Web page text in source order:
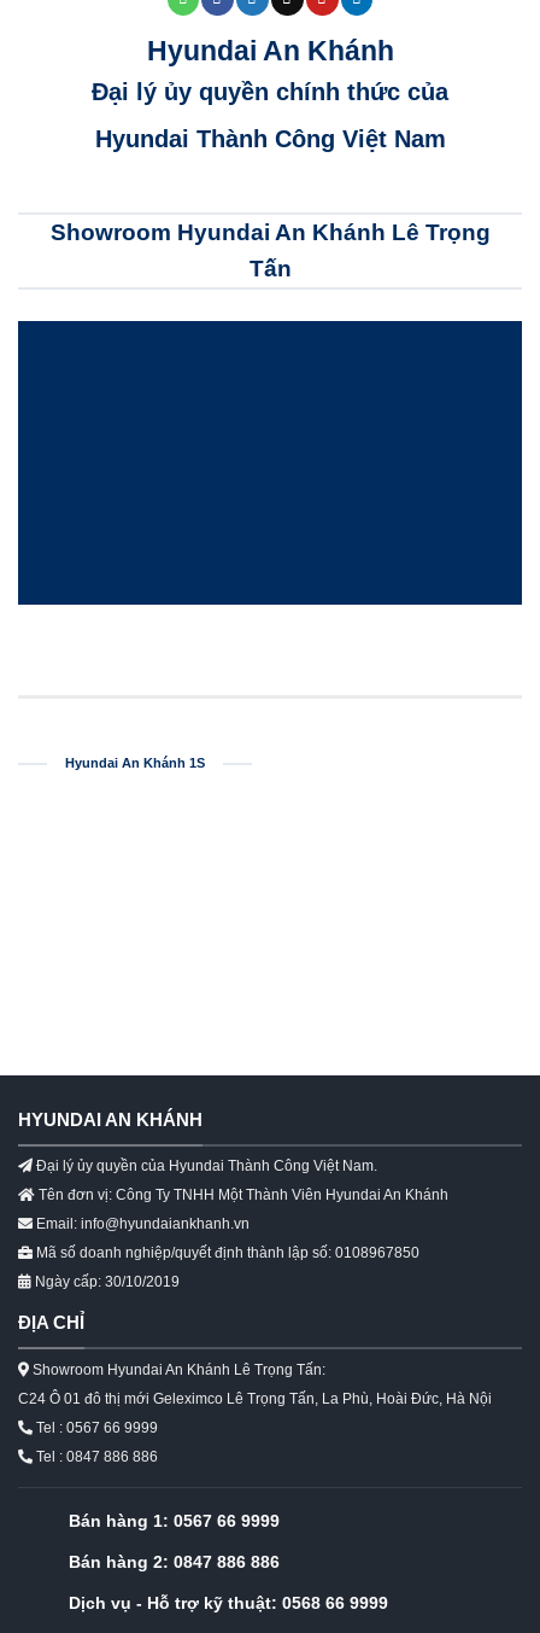
Hyundai An Khánh
Đại lý ủy quyền chính thức của
Hyundai Thành Công Việt Nam
Showroom Hyundai An Khánh Lê Trọng
Tấn
Hyundai An Khánh 1S
HYUNDAI AN KHÁNH
Đại lý ủy quyền của Hyundai Thành Công Việt Nam.
Tên đơn vị: Công Ty TNHH Một Thành Viên Hyundai An Khánh
Email: info@hyundaiankhanh.vn
Mã số doanh nghiệp/quyết định thành lập số: 0108967850
Ngày cấp: 30/10/2019
ĐỊA CHỈ
Showroom Hyundai An Khánh Lê Trọng Tấn:
C24 Ô 01 đô thị mới Geleximco Lê Trọng Tấn, La Phù, Hoài Đức, Hà Nội
Tel : 0567 66 9999
Tel : 0847 886 886
Bán hàng 1: 0567 66 9999
Bán hàng 2: 0847 886 886
Dịch vụ - Hỗ trợ kỹ thuật: 0568 66 9999